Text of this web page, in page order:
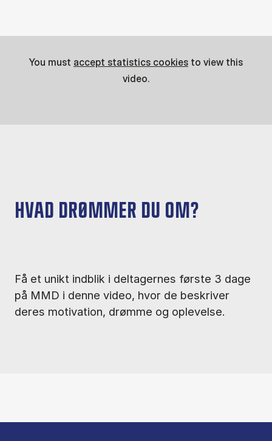
HVAD DRØMMER DU OM?
Få et unikt indblik i deltagernes første 3 dage
på MMD i denne video, hvor de beskriver
deres motivation, drømme og oplevelse.
You must accept statistics cookies to view this
video.